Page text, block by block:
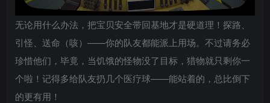
无论用什么办法，把宝贝安全带回基地才是硬道理！探路、
引怪、送命（咳）——你的队友都能派上用场。不过请务必
珍惜他们，毕竟，当饥饿的怪物没了目标，猎物就只剩你一
个啦！记得多给队友扔几个医疗球——能站着的，总比倒下
的更有用！